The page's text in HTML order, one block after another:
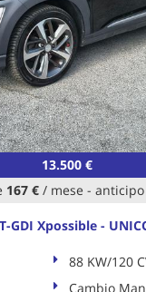
13.500 €
167 € / mese - anticipo
GDI Xpossible -
88 KW/120
Cambio